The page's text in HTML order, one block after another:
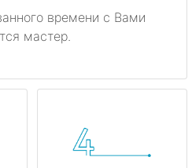
времени с Вами
мастер.